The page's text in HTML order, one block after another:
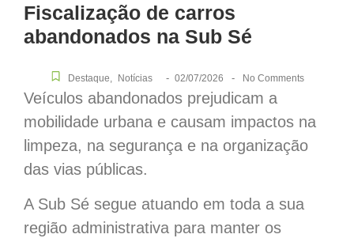
Fiscalização de carros
abandonados na Sub Sé
Destaque, Notícias - 02/07/2026 - No Comments
Veículos abandonados prejudicam a
mobilidade urbana e causam impactos na
limpeza, na segurança e na organização
das vias públicas.
A Sub Sé segue atuando em toda a sua
região administrativa para manter os